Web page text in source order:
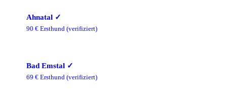
Ahnatal ✓
90 € Ersthund (verifiziert)
Bad Emstal ✓
69 € Ersthund (verifiziert)